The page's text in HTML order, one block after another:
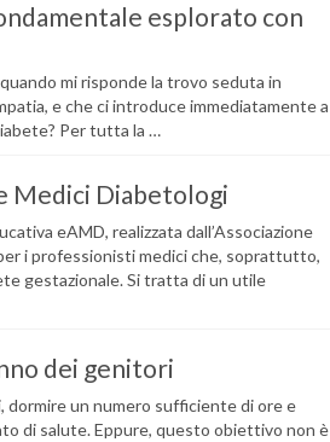
esplorato con
mi risponde la trovo seduta in
e che ci introduce immediatamente a
Per tutta la …
Medici Diabetologi
eAMD, realizzata dall’Associazione
i professionisti medici che, soprattutto,
gestazionale. Si tratta di un utile
dei genitori
un numero sufficiente di ore e
di salute. Eppure, questo obiettivo non è